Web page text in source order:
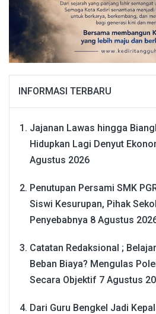
INFORMASI TERBARU
Jajanan Lawas hingga
Hidupkan Lagi Denyut
Agustus 2026
Penutupan Persami SMK
Siswi Kesurupan, Pihak
Penyebabnya 8 Agustus
Catatan Redaksional ;
Beban Biaya? Mengulas
Secara Objektif 7 Agustus
Dari Guru Bengkel Jadi